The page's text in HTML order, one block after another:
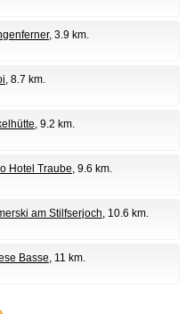
, 3.9 km.
, 8.7 km.
, 9.2 km.
Hotel Traube, 9.6 km.
am Stilfserjoch, 10.6 km.
Basse, 11 km.